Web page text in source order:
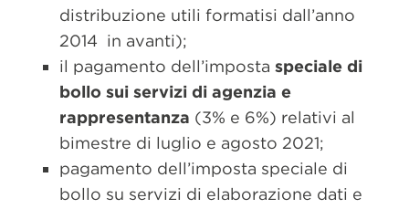
distribuzione utili formatisi dall’anno
2014 in avanti);
il pagamento dell’imposta speciale di
bollo sui servizi di agenzia e
rappresentanza (3% e 6%) relativi al
bimestre di luglio e agosto 2021;
pagamento dell’imposta speciale di
bollo su servizi di elaborazione dati e